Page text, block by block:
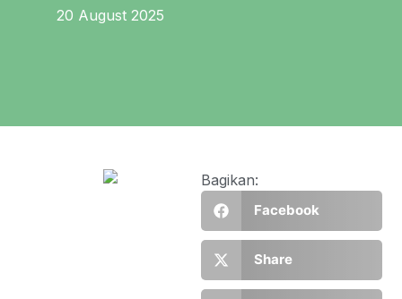
20 August 2025
Bagikan:
Facebook
Share